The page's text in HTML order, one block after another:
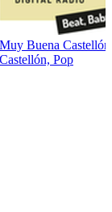
Muy Buena Castellón
Castellón, Pop